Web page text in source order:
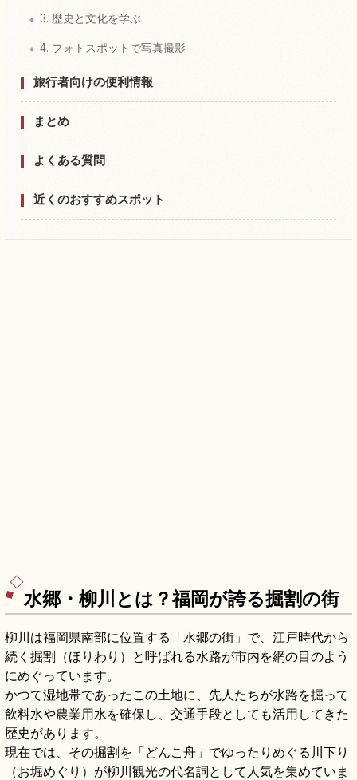
3. 歴史と文化を学ぶ
4. フォトスポットで写真撮影
旅行者向けの便利情報
まとめ
よくある質問
近くのおすすめスポット
水郷・柳川とは？福岡が誇る掘割の街
柳川は福岡県南部に位置する「水郷の街」で、江戸時代から
続く掘割（ほりわり）と呼ばれる水路が市内を網の目のよう
にめぐっています。
かつて湿地帯であったこの土地に、先人たちが水路を掘って
飲料水や農業用水を確保し、交通手段としても活用してきた
歴史があります。
現在では、その掘割を「どんこ舟」でゆったりめぐる川下り
（お堀めぐり）が柳川観光の代名詞として人気を集めていま